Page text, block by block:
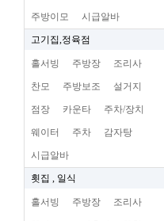
주방이모 시급알바
고기집,정육점
홀서빙 주방장 조리사
찬모 주방보조 설거지
점장 카운타 주차/장치
웨이터 주차 감자탕
시급알바
횟집 , 일식
홀서빙 주방장 조리사